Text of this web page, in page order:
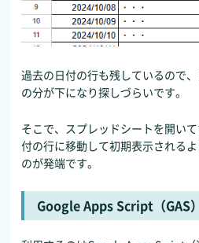
過去の日付の行も残しているので
の分が下になり探しづらいです。
そこで、スプレッドシートを開い
付の行に移動して初期表示される
のが発端です。
Google Apps Script（GAS）